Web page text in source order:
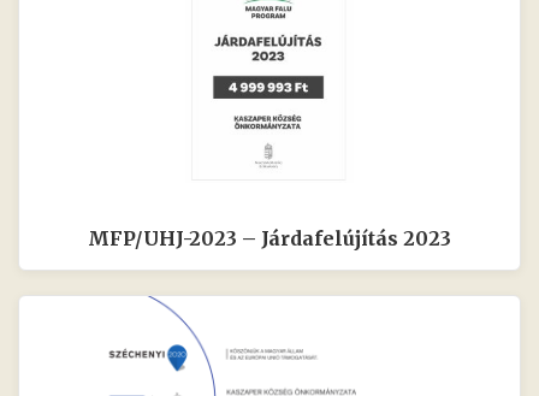
MFP/UHJ-2023 – Járdafelújítás 2023